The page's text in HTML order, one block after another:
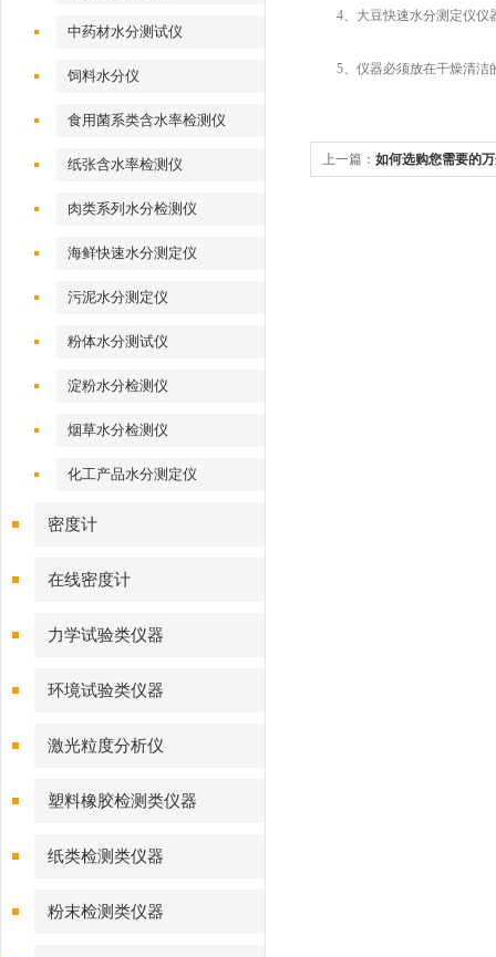
中药材水分测试仪
饲料水分仪
食用菌系类含水率检测仪
纸张含水率检测仪
肉类系列水分检测仪
海鲜快速水分测定仪
污泥水分测定仪
粉体水分测试仪
淀粉水分检测仪
烟草水分检测仪
化工产品水分测定仪
密度计
在线密度计
力学试验类仪器
环境试验类仪器
激光粒度分析仪
塑料橡胶检测类仪器
纸类检测类仪器
粉末检测类仪器
4、大豆快速水分测定仪仪器
5、仪器必须放在干燥清洁的
上一篇： 如何选购您需要的